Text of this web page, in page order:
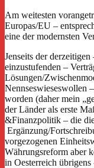
Am weitesten
Europas/EU –
eine der modernsten
Jenseits der
einzustufenden –
Lösungen/
Nennseswieseswollen
worden (daher mein
der Länder als erste
&Finanzpolitik – die
Ergänzung/
vorgezogenen
Währungsreform aber
in Oesterreich